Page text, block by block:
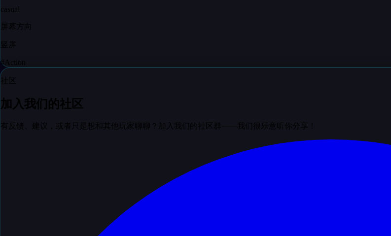
casual
屏幕方向
竖屏
# Action
社区
加入我们的社区
有反馈、建议，或者只是想和其他玩家聊聊？加入我们的社区群——我们很乐意听你分享！